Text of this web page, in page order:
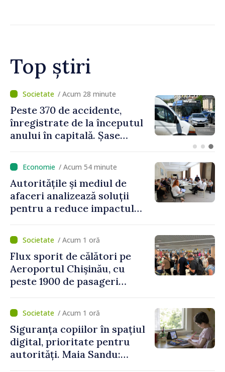
Top știri
/ Acum 9 minute
Cod galben de instabilitate
atmosferică în cea mai mare
parte a țării
/ Acum 54 minute
Autoritățile și mediul de
afaceri analizează soluții
pentru a reduce impactul
asupra economiei
/ Acum 1 oră
Flux sporit de călători pe
Aeroportul Chișinău, cu
peste 1900 de pasageri
de vârf a concediilor
/ Acum 1 oră
Siguranța copiilor în spațiul
digital, prioritate pentru
autorități. Maia Sandu: